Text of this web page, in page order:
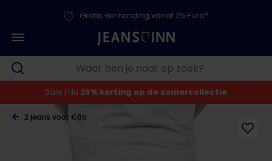
Gratis verzending vanaf 25 Euro*
Sale | Nu 25% korting op de zomercollectie
2 jeans voor €80